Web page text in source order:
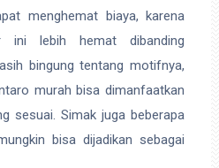
menghemat biaya, karena
ini lebih hemat dibanding
bingung tentang motifnya,
murah bisa dimanfaatkan
sesuai. Simak juga beberapa
bisa dijadikan sebagai